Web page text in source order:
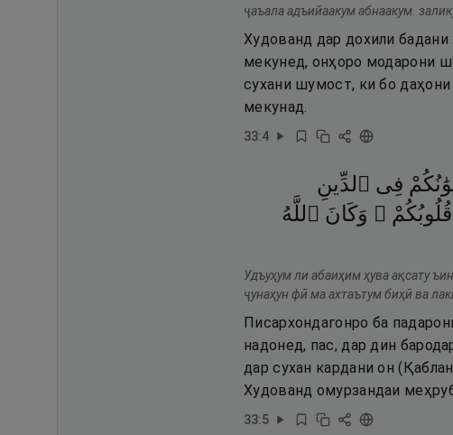
ҷаъала адъийаакум абнаакум.
Худованд дар дохили
мекунед, онҳоро модарони
сухани шумост, ки бо
мекунад.
33:4
فِى ٱلدِّينِ
قُلُوبُكُمْ ۚ وَكَانَ ٱللَّهُ
Удъуҳум ли абаиҳим ҳува ақсату
ҷунаҳун фӣ ма ахтаътум биҳӣ ва
Писархондагонро ба
надонед, пас, дар дин
дар сухан кардани он
Худованд омурзандаи
33:5